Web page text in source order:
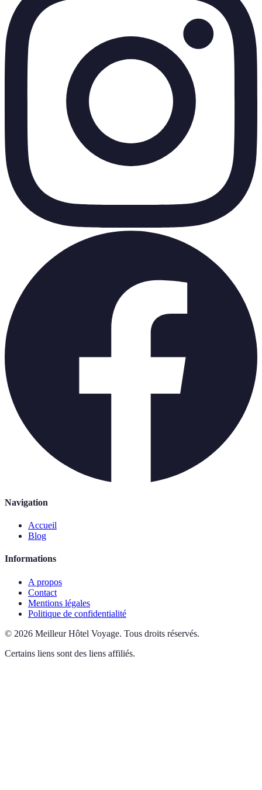
Navigation
Accueil
Blog
Informations
A propos
Contact
Mentions légales
Politique de confidentialité
© 2026 Meilleur Hôtel Voyage. Tous droits réservés.
Certains liens sont des liens affiliés.